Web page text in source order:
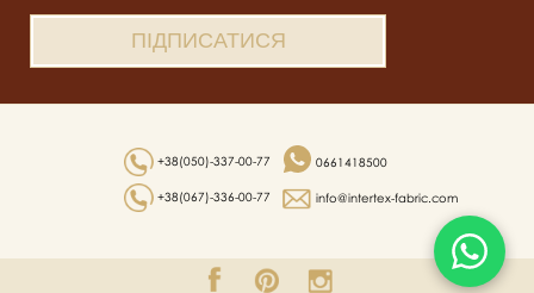
+38(050)-337-00-77
+38(067)-336-00-77
0661418500
info@intertex-fabric.com